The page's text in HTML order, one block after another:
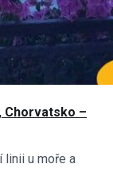
Chorvatsko –
linii u moře a